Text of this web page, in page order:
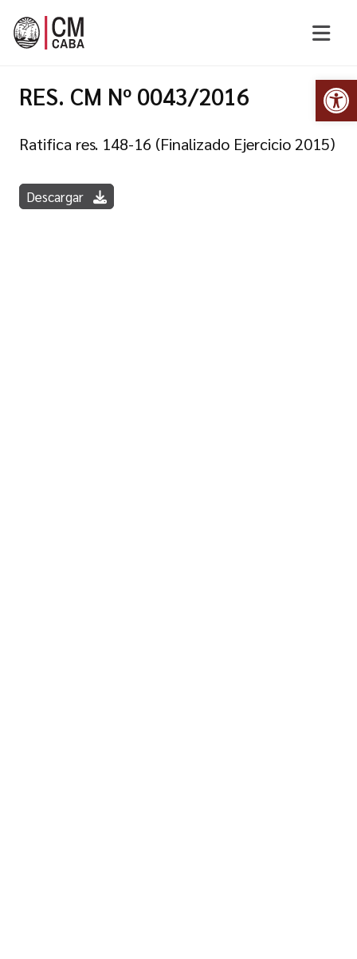
RES. CM Nº 0043/2016
Ratifica res. 148-16 (Finalizado Ejercicio 2015)
Descargar